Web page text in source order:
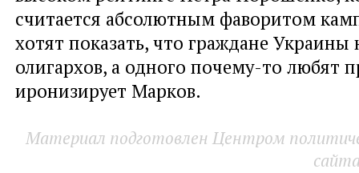
считается абсолютным фаворитом
хотят показать, что граждане Украины
олигархов, а одного почему-то любят
иронизирует Марков.
Материал подготовлен Центром